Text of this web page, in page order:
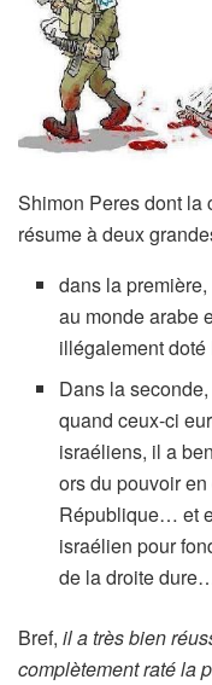
Shimon Peres dont la
résume à deux
dans la
au monde arabe
illégalement
Dans la
quand ceux-ci
israéliens, il a
ors du pouvoir
République… et
israélien pour
de la droite
Bref, il a très bien
complètement raté la